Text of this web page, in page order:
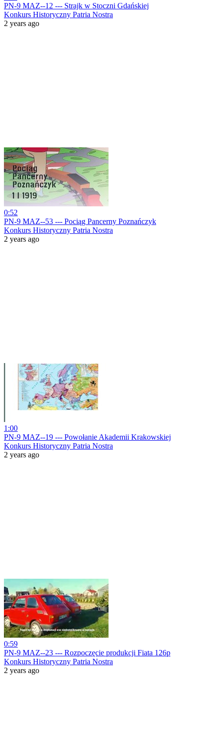
PN-9 MAZ--12 --- Strajk w Stoczni Gdańskiej
Konkurs Historyczny Patria Nostra
2 years ago
0:52
PN-9 MAZ--53 --- Pociąg Pancerny Poznańczyk
Konkurs Historyczny Patria Nostra
2 years ago
1:00
PN-9 MAZ--19 --- Powołanie Akademii Krakowskiej
Konkurs Historyczny Patria Nostra
2 years ago
0:59
PN-9 MAZ--23 --- Rozpoczęcie produkcji Fiata 126p
Konkurs Historyczny Patria Nostra
2 years ago